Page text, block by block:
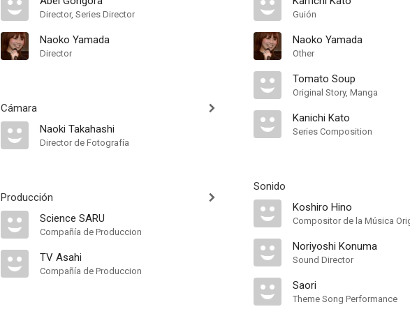
Director, Series Director
Naoko Yamada
Director
Cámara
Naoki Takahashi
Director de Fotografía
Producción
Science SARU
Compañía de Produccion
TV Asahi
Compañía de Produccion
Guión
Naoko Yamada
Other
Tomato Soup
Original Story, Manga
Kanichi Kato
Series Composition
Sonido
Koshiro Hino
Compositor de la Música
Noriyoshi Konuma
Sound Director
Saori
Theme Song Performance